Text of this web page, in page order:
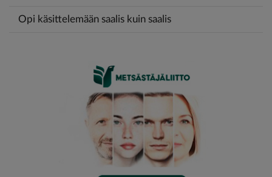
Opi käsittelemään saalis kuin saalis